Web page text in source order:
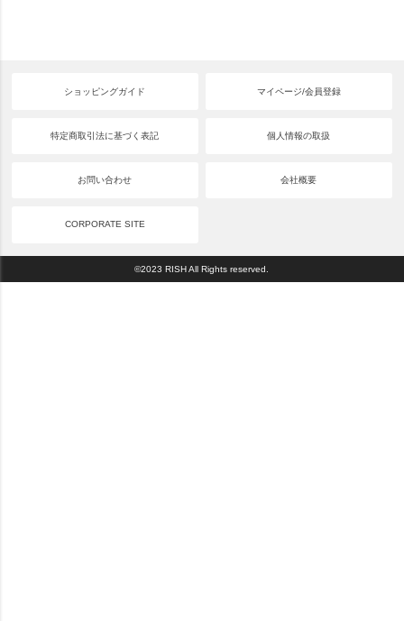
ショッピングガイド マイページ/会員登録
特定商取引法に基づく表記 個人情報の取扱
お問い合わせ 会社概要
CORPORATE SITE
©2023 RISH All Rights reserved.